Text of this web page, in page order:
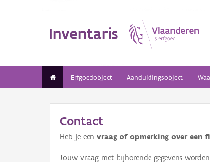
Inventaris
Erfgoedobject Aanduidingsobject
Contact
Heb je een vraag of opmerking over een
Jouw vraag met bijhorende gegevens